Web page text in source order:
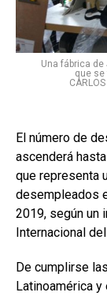
Una fábrica
que
El número de
ascenderá
que representa
desempleados
2019, según un
Internacional
De cumplirse
Latinoamérica